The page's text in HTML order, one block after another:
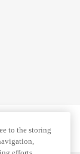
to the storing